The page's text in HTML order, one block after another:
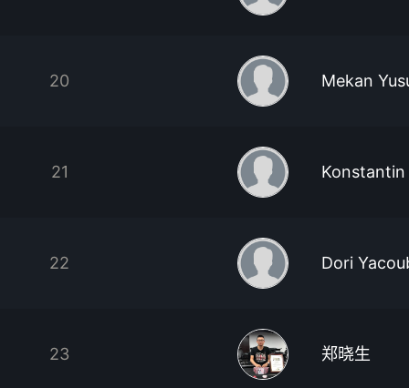
20 Mekan
21
22 Dori
23 郑晓生